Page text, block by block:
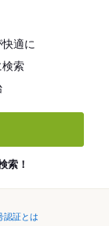
適に
検索
索！
認証とは